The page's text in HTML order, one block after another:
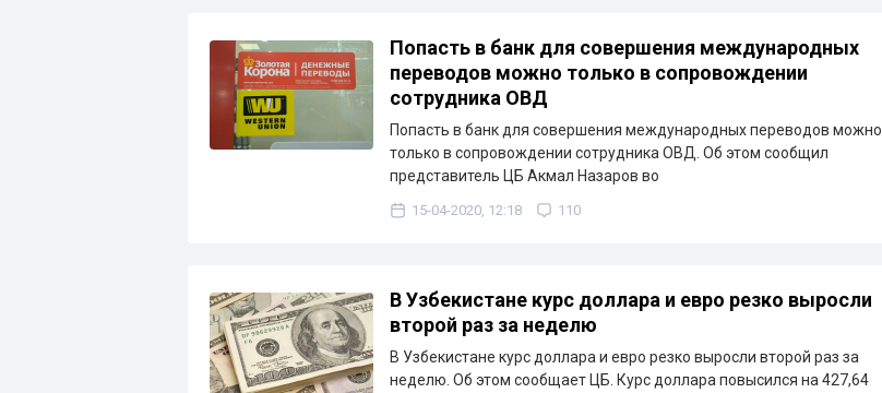
Попасть в банк для совершения международных
переводов можно только в сопровождении
сотрудника ОВД
Попасть в банк для совершения международных переводов можно
только в сопровождении сотрудника ОВД. Об этом сообщил
представитель ЦБ Акмал Назаров во
15-04-2020, 12:18 110
В Узбекистане курс доллара и евро резко выросли
второй раз за неделю
В Узбекистане курс доллара и евро резко выросли второй раз за
неделю. Об этом сообщает ЦБ. Курс доллара повысился на 427,64